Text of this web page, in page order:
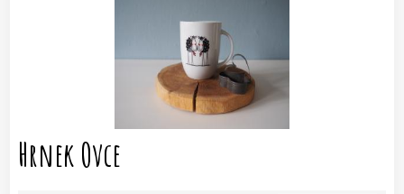
Hrnek Ovce